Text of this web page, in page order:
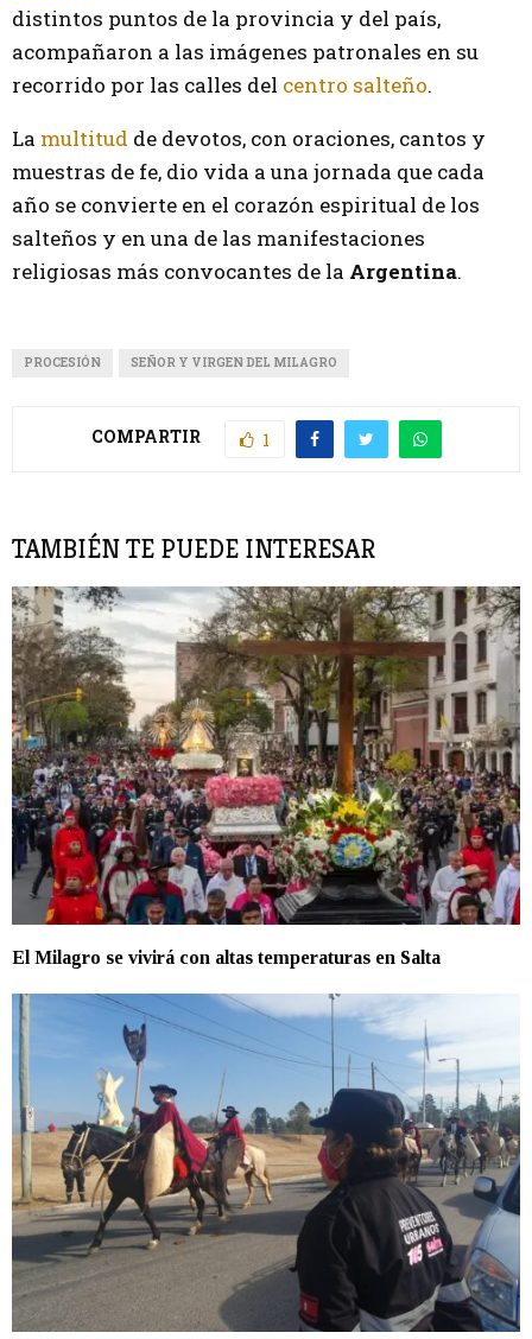
distintos puntos de la provincia y del país,
acompañaron a las imágenes patronales en su
recorrido por las calles del centro salteño.
La multitud de devotos, con oraciones, cantos y
muestras de fe, dio vida a una jornada que cada
año se convierte en el corazón espiritual de los
salteños y en una de las manifestaciones
religiosas más convocantes de la Argentina.
PROCESIÓN SEÑOR Y VIRGEN DEL MILAGRO
COMPARTIR 1
TAMBIÉN TE PUEDE INTERESAR
El Milagro se vivirá con altas temperaturas en Salta